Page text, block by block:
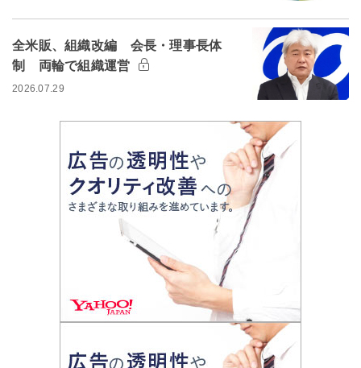
全米販、組織改編 会長・理事長体
制 両輪で組織運営
2026.07.29